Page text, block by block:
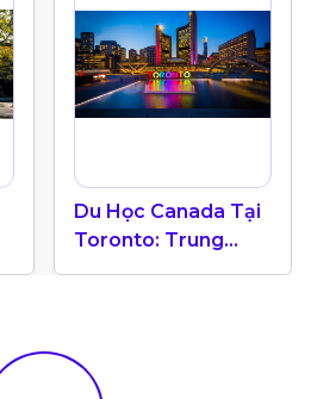
Du Học Canada Tại
Toronto: Trung